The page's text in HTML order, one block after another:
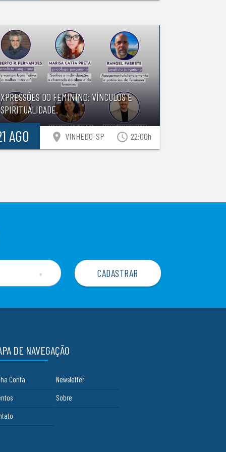
DO FEMININO: VÍNCULOS E
AGO location_on VINHEDO-SP access_time 22:00h
▼
DE NAVEGAÇÃO
Conta
Newsletter
Sobre